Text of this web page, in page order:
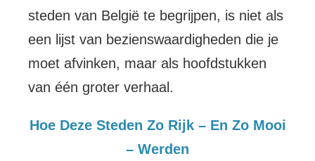
steden van België te begrijpen, is niet als
een lijst van bezienswaardigheden die je
moet afvinken, maar als hoofdstukken
van één groter verhaal.
Hoe Deze Steden Zo Rijk – En Zo Mooi
– Werden